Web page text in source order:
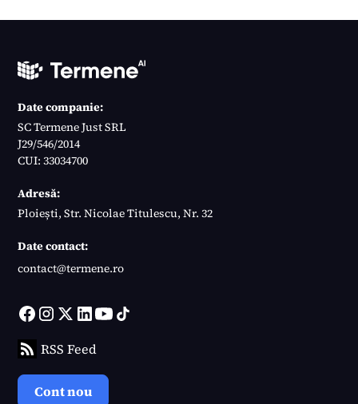
Date companie:
SC Termene Just SRL
J29/546/2014
CUI: 33034700
Adresă:
Ploiești, Str. Nicolae Titulescu, Nr. 32
Date contact:
contact@termene.ro
RSS Feed
Cont nou